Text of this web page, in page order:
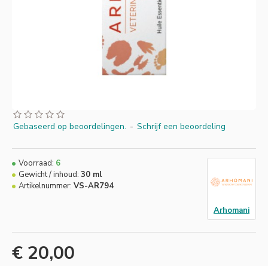
Gebaseerd op beoordelingen. - Schrijf een beoordeling
€ 20,00
Voorraad: 6
Gewicht / inhoud: 30 ml
Artikelnummer: VS-AR794
Arhomani